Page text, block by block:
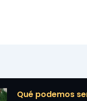
Qué podemos